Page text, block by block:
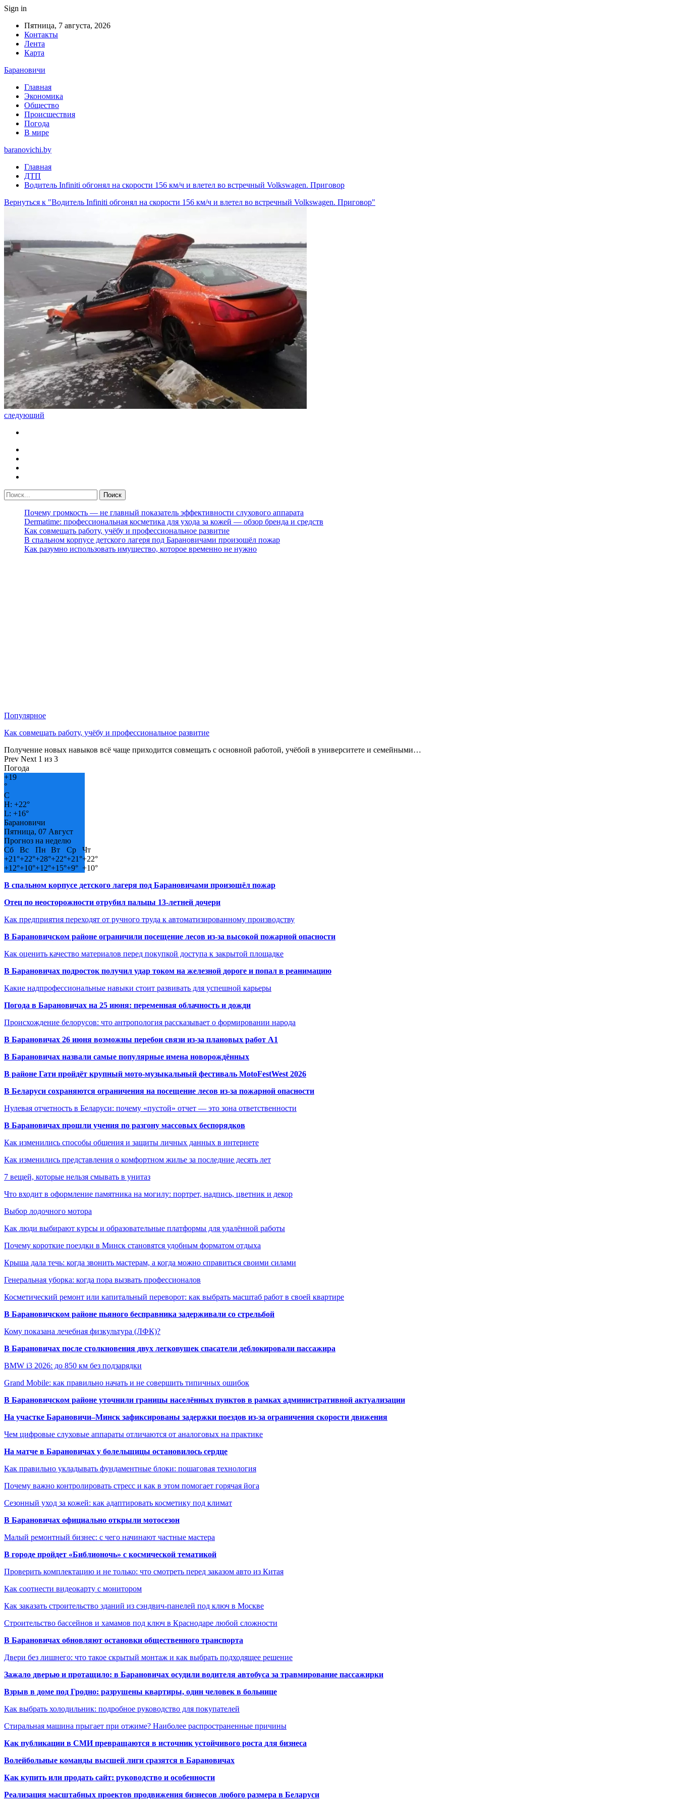
Sign in
Пятница, 7 августа, 2026
Контакты
Лента
Карта
Барановичи
Главная
Экономика
Общество
Происшествия
Погода
В мире
baranovichi.by
Главная
ДТП
Водитель Infiniti обгонял на скорости 156 км/ч и влетел во встречный Volkswagen. Приговор
Вернуться к "Водитель Infiniti обгонял на скорости 156 км/ч и влетел во встречный Volkswagen. Приговор"
следующий
Почему громкость — не главный показатель эффективности слухового аппарата
Dermatime: профессиональная косметика для ухода за кожей — обзор бренда и средств
Как совмещать работу, учёбу и профессиональное развитие
В спальном корпусе детского лагеря под Барановичами произошёл пожар
Как разумно использовать имущество, которое временно не нужно
Популярное
Как совмещать работу, учёбу и профессиональное развитие
Получение новых навыков всё чаще приходится совмещать с основной работой, учёбой в университете и семейными…
Prev Next 1 из 3
Погода
+19
°
C
H: +22°
L: +16°
Барановичи
Пятница, 07 Август
Прогноз на неделю
Сб
Вс Пн Вт Ср
Чт
+21°+22°+28°+22°+21°+22°
+12°+10°+12°+15°+9° +10°
В спальном корпусе детского лагеря под Барановичами произошёл пожар
Отец по неосторожности отрубил пальцы 13-летней дочери
Как предприятия переходят от ручного труда к автоматизированному производству
В Барановичском районе ограничили посещение лесов из-за высокой пожарной опасности
Как оценить качество материалов перед покупкой доступа к закрытой площадке
В Барановичах подросток получил удар током на железной дороге и попал в реанимацию
Какие надпрофессиональные навыки стоит развивать для успешной карьеры
Погода в Барановичах на 25 июня: переменная облачность и дожди
Происхождение белорусов: что антропология рассказывает о формировании народа
В Барановичах 26 июня возможны перебои связи из-за плановых работ A1
В Барановичах назвали самые популярные имена новорождённых
В районе Гати пройдёт крупный мото-музыкальный фестиваль MotoFestWest 2026
В Беларуси сохраняются ограничения на посещение лесов из-за пожарной опасности
Нулевая отчетность в Беларуси: почему «пустой» отчет — это зона ответственности
В Барановичах прошли учения по разгону массовых беспорядков
Как изменились способы общения и защиты личных данных в интернете
Как изменились представления о комфортном жилье за последние десять лет
7 вещей, которые нельзя смывать в унитаз
Что входит в оформление памятника на могилу: портрет, надпись, цветник и декор
Выбор лодочного мотора
Как люди выбирают курсы и образовательные платформы для удалённой работы
Почему короткие поездки в Минск становятся удобным форматом отдыха
Крыша дала течь: когда звонить мастерам, а когда можно справиться своими силами
Генеральная уборка: когда пора вызвать профессионалов
Косметический ремонт или капитальный переворот: как выбрать масштаб работ в своей квартире
В Барановичском районе пьяного бесправника задерживали со стрельбой
Кому показана лечебная физкультура (ЛФК)?
В Барановичах после столкновения двух легковушек спасатели деблокировали пассажира
BMW i3 2026: до 850 км без подзарядки
Grand Mobile: как правильно начать и не совершить типичных ошибок
В Барановичском районе уточнили границы населённых пунктов в рамках административной актуализации
На участке Барановичи–Минск зафиксированы задержки поездов из-за ограничения скорости движения
Чем цифровые слуховые аппараты отличаются от аналоговых на практике
На матче в Барановичах у болельщицы остановилось сердце
Как правильно укладывать фундаментные блоки: пошаговая технология
Почему важно контролировать стресс и как в этом помогает горячая йога
Сезонный уход за кожей: как адаптировать косметику под климат
В Барановичах официально открыли мотосезон
Малый ремонтный бизнес: с чего начинают частные мастера
В городе пройдет «Библионочь» с космической тематикой
Проверить комплектацию и не только: что смотреть перед заказом авто из Китая
Как соотнести видеокарту с монитором
Как заказать строительство зданий из сэндвич-панелей под ключ в Москве
Строительство бассейнов и хамамов под ключ в Краснодаре любой сложности
В Барановичах обновляют остановки общественного транспорта
Двери без лишнего: что такое скрытый монтаж и как выбрать подходящее решение
Зажало дверью и протащило: в Барановичах осудили водителя автобуса за травмирование пассажирки
Взрыв в доме под Гродно: разрушены квартиры, один человек в больнице
Как выбрать холодильник: подробное руководство для покупателей
Стиральная машина прыгает при отжиме? Наиболее распространенные причины
Как публикации в СМИ превращаются в источник устойчивого роста для бизнеса
Волейбольные команды высшей лиги сразятся в Барановичах
Как купить или продать сайт: руководство и особенности
Реализация масштабных проектов продвижения бизнесов любого размера в Беларуси